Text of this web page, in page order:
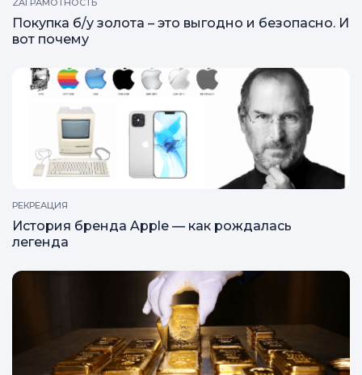
ZAГРАМОТНОСТЬ
Покупка б/у золота – это выгодно и безопасно. И
вот почему
РЕКРЕАЦИЯ
История бренда Apple — как рождалась
легенда